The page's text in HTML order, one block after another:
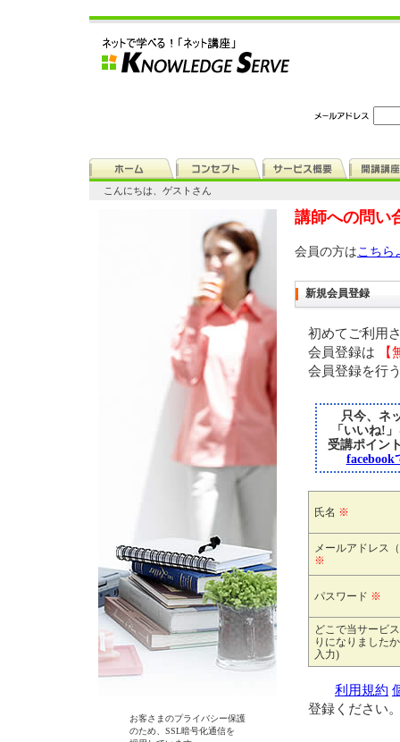
こんにちは、ゲストさん
お客さまのプライバシー保護
のため、SSL暗号化通信を
講師への問い
会員の方はこちら
新規会員登録
初めてご利用
会員登録は 【
会員登録を行
只今、ネ
「いいね!
受講ポイン
facebook
氏名 ※
メールアドレス
※
パスワード ※
どこで当サービ
りになりました
入力)
利用規約
登録ください